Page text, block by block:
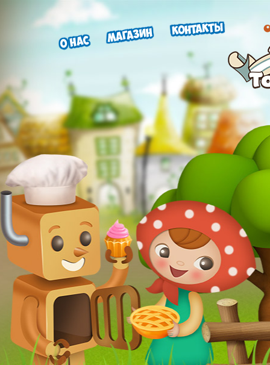
О нас Магазин Контакты